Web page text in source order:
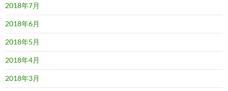
2018年7月
2018年6月
2018年5月
2018年4月
2018年3月